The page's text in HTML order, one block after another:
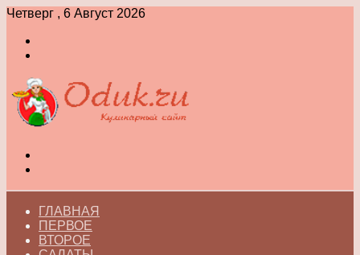
Четверг , 6 Август 2026
ГЛАВНАЯ
ПЕРВОЕ
ВТОРОЕ